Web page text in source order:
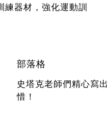
練器材，強化運動訓
部落格
史塔克老師們精心寫
惜！